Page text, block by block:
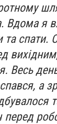
Вдома я
та спати.
Весь
а
перед